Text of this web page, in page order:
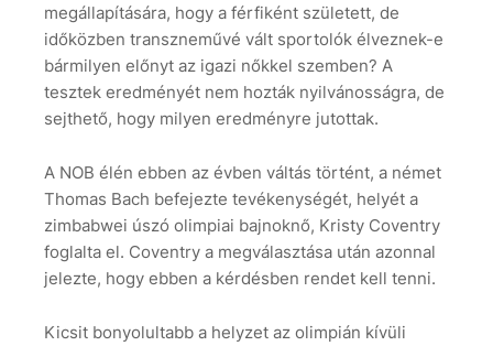
megállapítására, hogy a férfiként született, de
időközben transzneművé vált sportolók élveznek-e
bármilyen előnyt az igazi nőkkel szemben? A
tesztek eredményét nem hozták nyilvánosságra, de
sejthető, hogy milyen eredményre jutottak.
A NOB élén ebben az évben váltás történt, a német
Thomas Bach befejezte tevékenységét, helyét a
zimbabwei úszó olimpiai bajnoknő, Kristy Coventry
foglalta el. Coventry a megválasztása után azonnal
jelezte, hogy ebben a kérdésben rendet kell tenni.
Kicsit bonyolultabb a helyzet az olimpián kívüli